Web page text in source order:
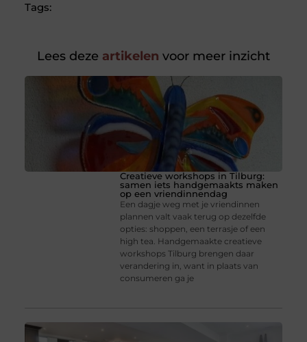
Tags:
Lees deze artikelen voor meer inzicht
Creatieve workshops in Tilburg:
samen iets handgemaakts maken
op een vriendinnendag
Een dagje weg met je vriendinnen
plannen valt vaak terug op dezelfde
opties: shoppen, een terrasje of een
high tea. Handgemaakte creatieve
workshops Tilburg brengen daar
verandering in, want in plaats van
consumeren ga je